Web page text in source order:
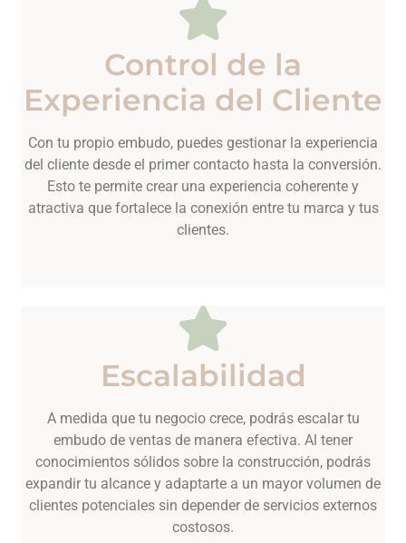
Control de la
Experiencia del Cliente
Con tu propio embudo, puedes gestionar la experiencia
del cliente desde el primer contacto hasta la conversión.
Esto te permite crear una experiencia coherente y
atractiva que fortalece la conexión entre tu marca y tus
clientes.
Escalabilidad
A medida que tu negocio crece, podrás escalar tu
embudo de ventas de manera efectiva. Al tener
conocimientos sólidos sobre la construcción, podrás
expandir tu alcance y adaptarte a un mayor volumen de
clientes potenciales sin depender de servicios externos
costosos.